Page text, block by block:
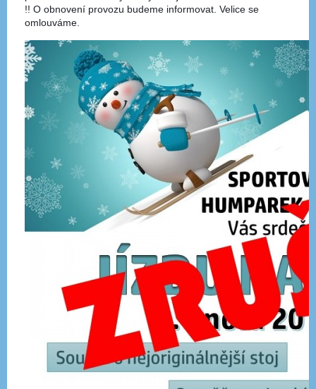
!! O obnovení provozu budeme informovat. Velice se
omlouváme.